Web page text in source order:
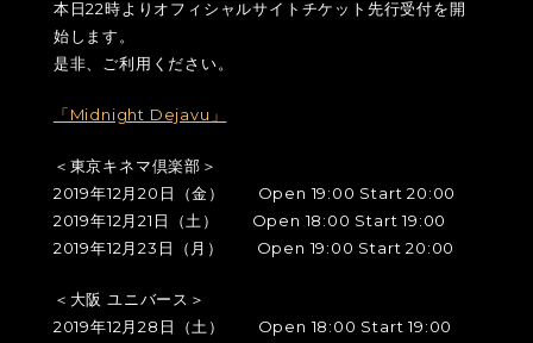
本日22時よりオフィシャルサイトチケット先行受付を開
始します。
是非、ご利用ください。
「Midnight Dejavu」
＜東京キネマ倶楽部＞
2019年12月20日（金） Open 19:00 Start 20:00
2019年12月21日（土） Open 18:00 Start 19:00
2019年12月23日（月） Open 19:00 Start 20:00
＜大阪 ユニバース＞
2019年12月28日（土） Open 18:00 Start 19:00